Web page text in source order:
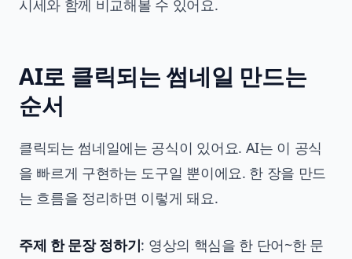
시세와 함께 비교해볼 수 있어요.
AI로 클릭되는 썸네일 만드는
순서
클릭되는 썸네일에는 공식이 있어요. AI는 이 공식
을 빠르게 구현하는 도구일 뿐이에요. 한 장을 만드
는 흐름을 정리하면 이렇게 돼요.
주제 한 문장 정하기: 영상의 핵심을 한 단어~한 문